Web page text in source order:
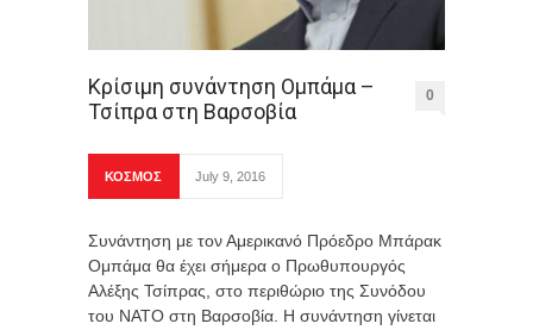
Κρίσιμη συνάντηση Ομπάμα –
Τσίπρα στη Βαρσοβία
0
ΚΟΣΜΟΣ July 9, 2016
Συνάντηση με τον Αμερικανό Πρόεδρο Μπάρακ
Ομπάμα θα έχει σήμερα ο Πρωθυπουργός
Αλέξης Τσίπρας, στο περιθώριο της Συνόδου
του ΝΑΤΟ στη Βαρσοβία. Η συνάντηση γίνεται